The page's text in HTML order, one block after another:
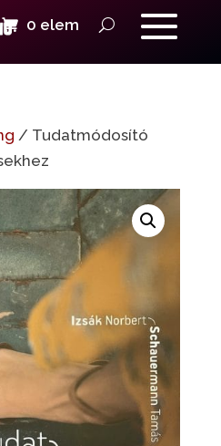
0 elem
/ Tudatmódosító